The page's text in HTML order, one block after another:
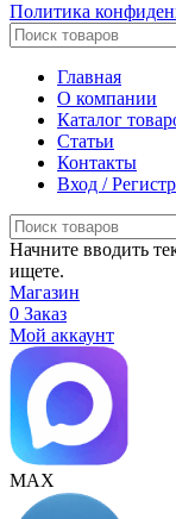
Политика
Главная
О компании
Каталог
Статьи
Контакты
Вход /
Начните вводить
ищете.
Магазин
0 Заказ
Мой аккаунт
МАХ